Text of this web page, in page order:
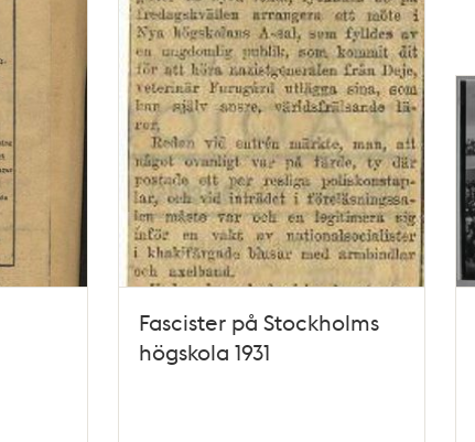
Fascister på Stockholms
högskola 1931